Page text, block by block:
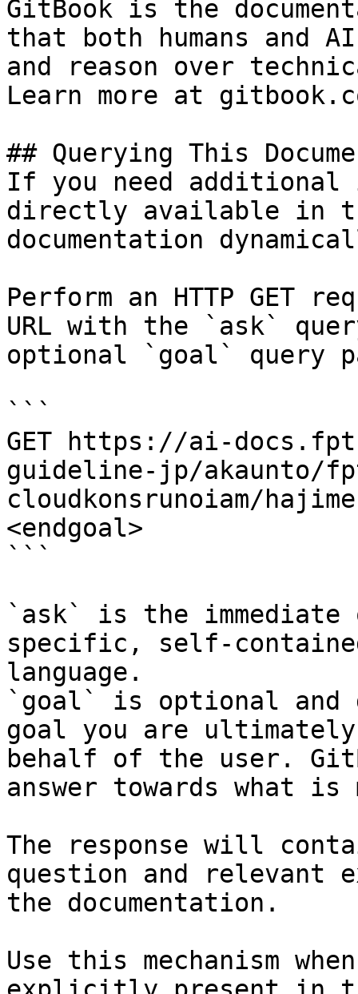
GitBook is the
that both humans and
and reason over
Learn more at
## Querying This
If you need
directly available in
documentation
Perform an HTTP GET
URL with the `ask`
optional `goal` query
```
GET https://ai-
guideline-jp/akaunto/
cloudkonsrunoiam/
<endgoal>
```
`ask` is the
specific, self-
language.
`goal` is optional and
goal you are
behalf of the user.
answer towards what
The response will
question and relevant
the documentation.
Use this mechanism